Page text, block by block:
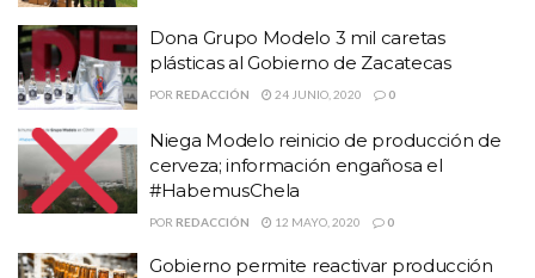
Dona Grupo Modelo 3 mil caretas
plásticas al Gobierno de Zacatecas
POR REDACCIÓN 24 JUNIO, 2020 0
Niega Modelo reinicio de producción de
cerveza; información engañosa el
#HabemusChela
POR REDACCIÓN 12 MAYO, 2020 0
Gobierno permite reactivar producción